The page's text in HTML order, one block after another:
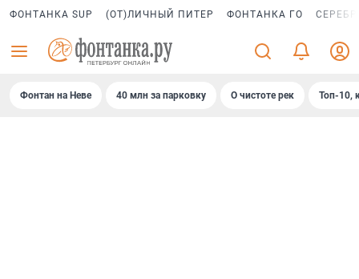
ФОНТАНКА SUP (ОТ)ЛИЧНЫЙ ПИТЕР ФОНТАНКА ГО
Фонтан на Неве 40 млн за парковку О чистоте рек Топ-10,